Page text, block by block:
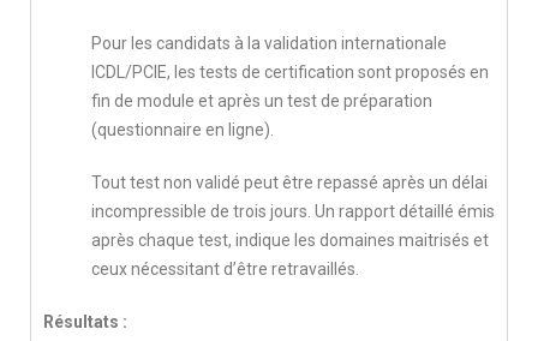
Pour les candidats à la validation internationale
ICDL/PCIE, les tests de certification sont proposés en
fin de module et après un test de préparation
(questionnaire en ligne).
Tout test non validé peut être repassé après un délai
incompressible de trois jours. Un rapport détaillé émis
après chaque test, indique les domaines maitrisés et
ceux nécessitant d’être retravaillés.
Résultats :